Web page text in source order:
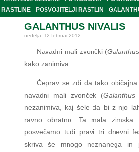
RASTLINE
POSVOJITELJI RASTLIN
GALANTHUS NIVALIS
nedelja, 12 februar 2012
Navadni mali zvončki (
kako zanimiva
Čeprav se zdi da tako
navadni mali zvonček (Galanthus
nezanimiva, kaj šele da bi z njo
ravno obratno. Ta mala
posvečamo tudi pravi tri dnevni
skriva še mnogo neznanega in